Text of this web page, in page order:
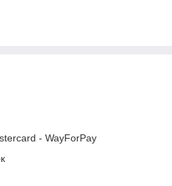
- WayForPay